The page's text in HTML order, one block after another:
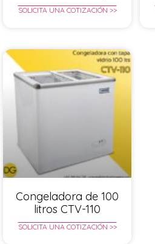
SOLICITA UNA COTIZACIÓN >>
Congeladora de 100
litros CTV-110
SOLICITA UNA COTIZACIÓN >>